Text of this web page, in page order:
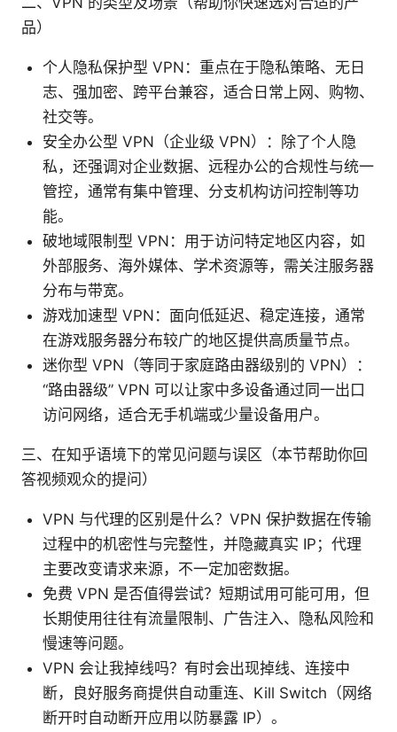
品）
个人隐私保护型 VPN：重点在于隐私策略、无日
志、强加密、跨平台兼容，适合日常上网、购物、
社交等。
安全办公型 VPN（企业级 VPN）：除了个人隐
私，还强调对企业数据、远程办公的合规性与统一
管控，通常有集中管理、分支机构访问控制等功
能。
破地域限制型 VPN：用于访问特定地区内容，如
外部服务、海外媒体、学术资源等，需关注服务器
分布与带宽。
游戏加速型 VPN：面向低延迟、稳定连接，通常
在游戏服务器分布较广的地区提供高质量节点。
迷你型 VPN（等同于家庭路由器级别的 VPN）：
“路由器级” VPN 可以让家中多设备通过同一出口
访问网络，适合无手机端或少量设备用户。
三、在知乎语境下的常见问题与误区（本节帮助你回
答视频观众的提问）
VPN 与代理的区别是什么？VPN 保护数据在传输
过程中的机密性与完整性，并隐藏真实 IP；代理
主要改变请求来源，不一定加密数据。
免费 VPN 是否值得尝试？短期试用可能可用，但
长期使用往往有流量限制、广告注入、隐私风险和
慢速等问题。
VPN 会让我掉线吗？有时会出现掉线、连接中
断，良好服务商提供自动重连、Kill Switch（网络
断开时自动断开应用以防暴露 IP）。